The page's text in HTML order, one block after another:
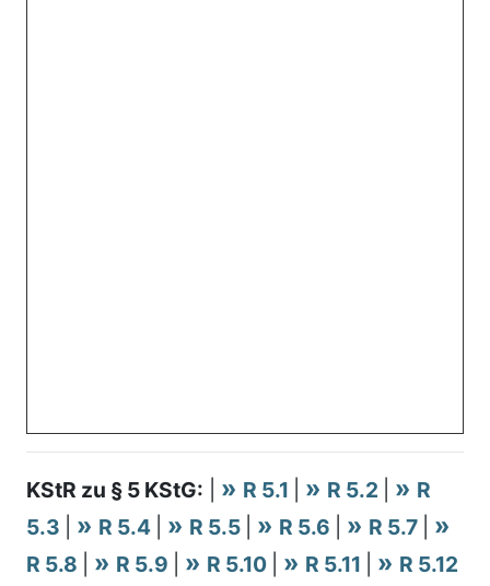
KStR zu § 5 KStG: R 5.1 R 5.2
R
5.3
R 5.4 R 5.5 R 5.6 R 5.7
R 5.8
R 5.9 R 5.10 R 5.11
R 5.12